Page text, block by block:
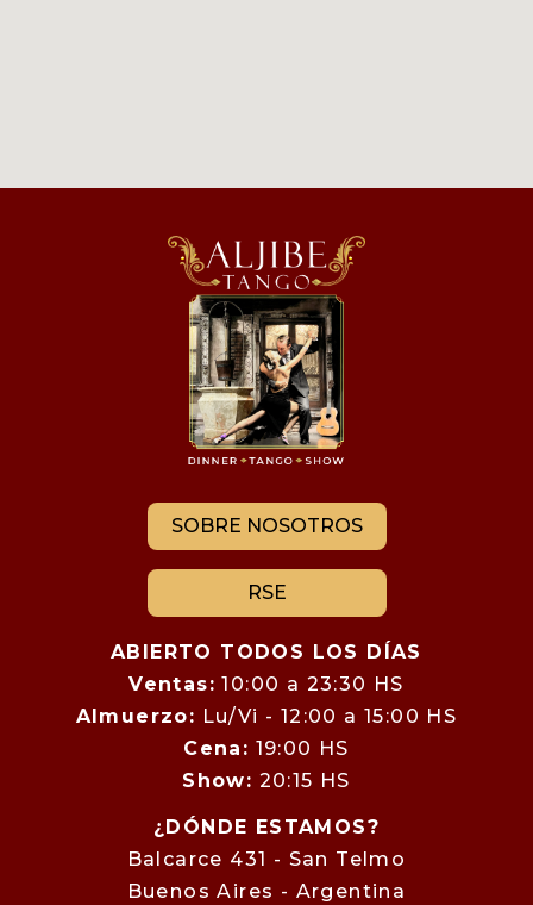
SOBRE NOSOTROS
RSE
ABIERTO TODOS LOS DÍAS
Ventas: 10:00 a 23:30 HS
Almuerzo: Lu/Vi - 12:00 a 15:00 HS
Cena: 19:00 HS
Show: 20:15 HS
¿DÓNDE ESTAMOS?
Balcarce 431 - San Telmo
Buenos Aires - Argentina